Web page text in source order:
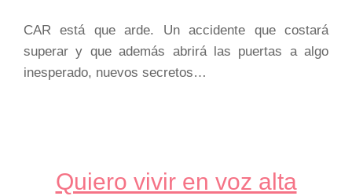
CAR está que arde. Un accidente que costará
superar y que además abrirá las puertas a algo
inesperado, nuevos secretos…
Quiero vivir en voz alta